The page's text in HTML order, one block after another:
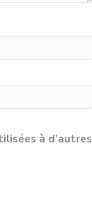
à d'autres